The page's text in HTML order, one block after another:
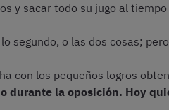
y sacar todo su jugo al
segundo, o las dos cosas;
con los pequeños logros
durante la oposición. Hoy